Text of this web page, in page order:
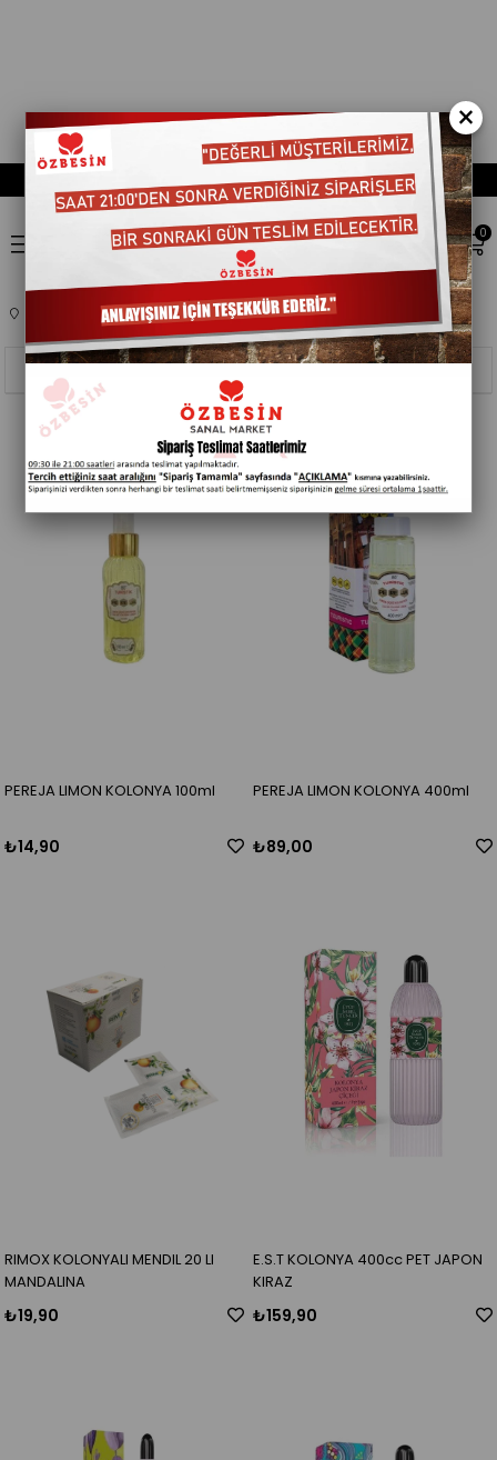
0
KOZMETIK CILT BAKIM 202004
Filtreleme
Sıralama
PEREJA LIMON KOLONYA 100ml
₺14,90
PEREJA LIMON KOLONYA 400ml
₺89,00
RIMOX KOLONYALI MENDIL 20 LI
MANDALINA
₺19,90
E.S.T KOLONYA 400cc PET JAPON
KIRAZ
₺159,90
×